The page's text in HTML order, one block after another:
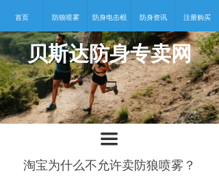
贝斯达防身专卖网
首页 防狼喷雾 防身电击棍 防身资讯 注册购买
넡
淘宝为什么不允许卖防狼喷雾？
끀